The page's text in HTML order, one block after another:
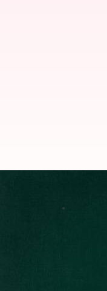
अशनीर
बोर्ड ने ग्रोवर के